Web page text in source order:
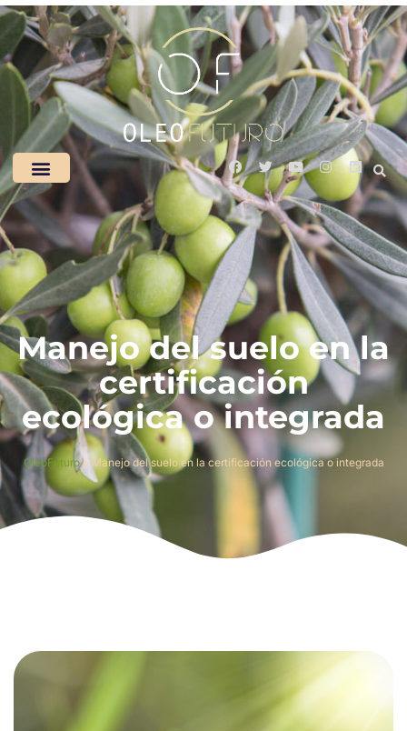
Manejo del suelo en la
certificación
ecológica o integrada
OleoFuturo» Manejo del suelo en la certificación ecológica o integrada